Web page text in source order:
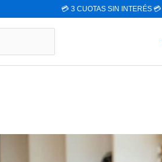
💳 3 CUOTAS SIN INTERÉS 💳